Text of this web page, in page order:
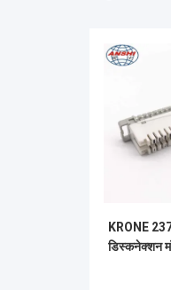
KRONE
डिस्कनेक्शन